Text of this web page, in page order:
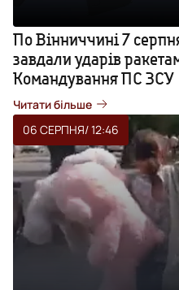
По Вінниччині 7
завдали ударів
Командування ПС ЗСУ
Читати більше
06 СЕРПНЯ/ 12:46